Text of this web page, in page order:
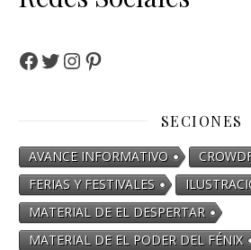
SECIONES
AVANCE INFORMATIVO
FERIAS Y FESTIVALES
MATERIAL DE EL DESPERTAR
MATERIAL DE EL PODER DEL FÉNIX